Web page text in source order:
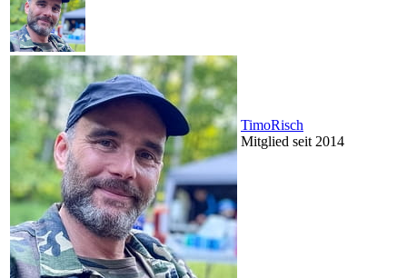
TimoRisch
Mitglied seit 2014